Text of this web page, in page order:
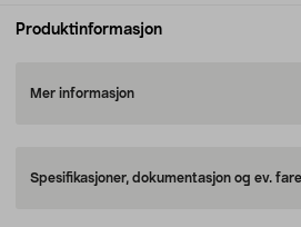
Produktinformasjon
Mer informasjon
Spesifikasjoner, dokumentasjon og ev.